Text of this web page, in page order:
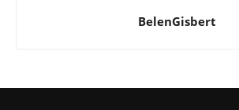
BelenGisbert